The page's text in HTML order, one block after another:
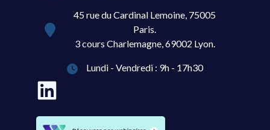
45 rue du Cardinal Lemoine, 75005
Paris.
3 cours Charlemagne, 69002 Lyon.
Lundi - Vendredi : 9h - 17h30